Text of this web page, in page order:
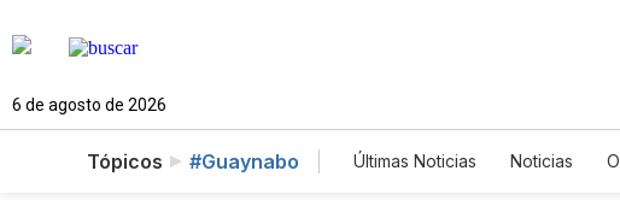
6 de agosto de 2026
Tópicos #Guaynabo Últimas Noticias Noticias